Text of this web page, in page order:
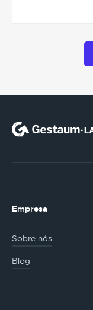
Empresa
Sobre nós
Blog